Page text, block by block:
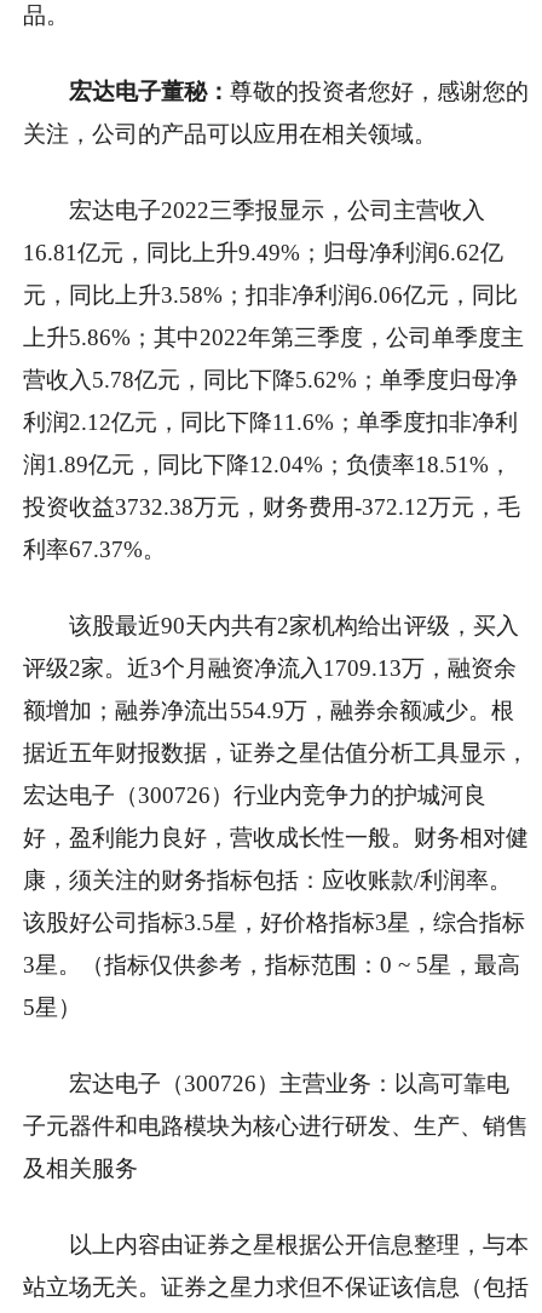
品。
宏达电子董秘：尊敬的投资者您好，感谢您的
关注，公司的产品可以应用在相关领域。
宏达电子2022三季报显示，公司主营收入
16.81亿元，同比上升9.49%；归母净利润6.62亿
元，同比上升3.58%；扣非净利润6.06亿元，同比
上升5.86%；其中2022年第三季度，公司单季度主
营收入5.78亿元，同比下降5.62%；单季度归母净
利润2.12亿元，同比下降11.6%；单季度扣非净利
润1.89亿元，同比下降12.04%；负债率18.51%，
投资收益3732.38万元，财务费用-372.12万元，毛
利率67.37%。
该股最近90天内共有2家机构给出评级，买入
评级2家。近3个月融资净流入1709.13万，融资余
额增加；融券净流出554.9万，融券余额减少。根
据近五年财报数据，证券之星估值分析工具显示，
宏达电子（300726）行业内竞争力的护城河良
好，盈利能力良好，营收成长性一般。财务相对健
康，须关注的财务指标包括：应收账款/利润率。
该股好公司指标3.5星，好价格指标3星，综合指标
3星。（指标仅供参考，指标范围：0 ~ 5星，最高
5星）
宏达电子（300726）主营业务：以高可靠电
子元器件和电路模块为核心进行研发、生产、销售
及相关服务
以上内容由证券之星根据公开信息整理，与本
站立场无关。证券之星力求但不保证该信息（包括